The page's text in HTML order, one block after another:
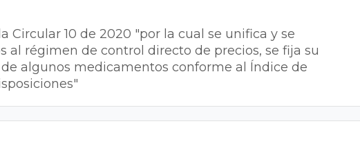
Circular 10 de 2020 "por la cual se unifica y se
régimen de control directo de precios, se fija su
algunos medicamentos conforme al Índice de